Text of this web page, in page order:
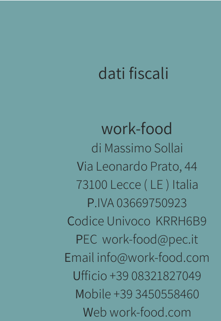
dati fiscali
work-food
di Massimo Sollai
Via Leonardo Prato, 44
73100 Lecce ( LE ) Italia
P.IVA 03669750923
Codice Univoco KRRH6B9
PEC work-food@pec.it
Email info@work-food.com
Ufficio +39 08321827049
Mobile +39 3450558460
Web work-food.com